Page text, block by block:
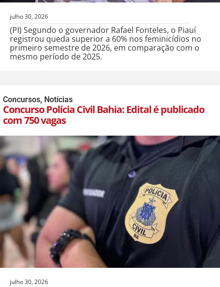
julho 30, 2026
(PI) Segundo o governador Rafael Fonteles, o Piauí
registrou queda superior a 60% nos feminicídios no
primeiro semestre de 2026, em comparação com o
mesmo período de 2025.
Concursos, Notícias
Concurso Polícia Civil Bahia: Edital é publicado
com 750 vagas
julho 30, 2026